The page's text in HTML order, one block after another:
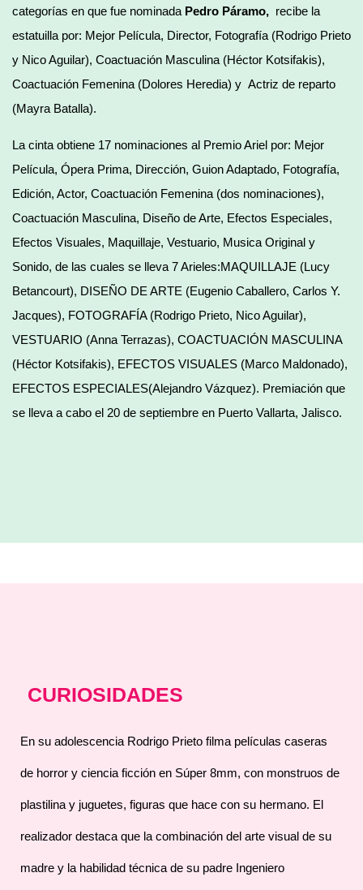
categorías en que fue nominada Pedro Páramo, recibe la
estatuilla por: Mejor Película, Director, Fotografía (Rodrigo Prieto
y Nico Aguilar), Coactuación Masculina (Héctor Kotsifakis),
Coactuación Femenina (Dolores Heredia) y Actriz de reparto
(Mayra Batalla).
La cinta obtiene 17 nominaciones al Premio Ariel por: Mejor
Película, Ópera Prima, Dirección, Guion Adaptado, Fotografía,
Edición, Actor, Coactuación Femenina (dos nominaciones),
Coactuación Masculina, Diseño de Arte, Efectos Especiales,
Efectos Visuales, Maquillaje, Vestuario, Musica Original y
Sonido, de las cuales se lleva 7 Arieles:MAQUILLAJE (Lucy
Betancourt), DISEÑO DE ARTE (Eugenio Caballero, Carlos Y.
Jacques), FOTOGRAFÍA (Rodrigo Prieto, Nico Aguilar),
VESTUARIO (Anna Terrazas), COACTUACIÓN MASCULINA
(Héctor Kotsifakis), EFECTOS VISUALES (Marco Maldonado),
EFECTOS ESPECIALES(Alejandro Vázquez). Premiación que
se lleva a cabo el 20 de septiembre en Puerto Vallarta, Jalisco.
CURIOSIDADES
En su adolescencia Rodrigo Prieto filma películas caseras
de horror y ciencia ficción en Súper 8mm, con monstruos de
plastilina y juguetes, figuras que hace con su hermano. El
realizador destaca que la combinación del arte visual de su
madre y la habilidad técnica de su padre Ingeniero